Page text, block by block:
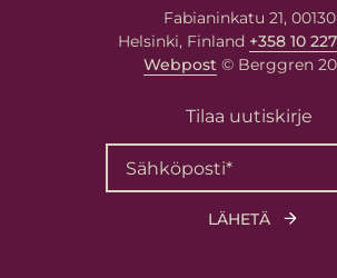
Fabianinkatu 21, 00130
Helsinki, Finland +358 10
Webpost© Berggren
Tilaa uutiskirje